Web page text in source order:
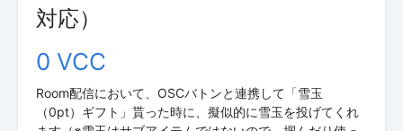
対応）
0 VCC
Room配信において、OSCバトンと連携して「雪玉
（0pt）ギフト」貰った時に、擬似的に雪玉を投げてくれ